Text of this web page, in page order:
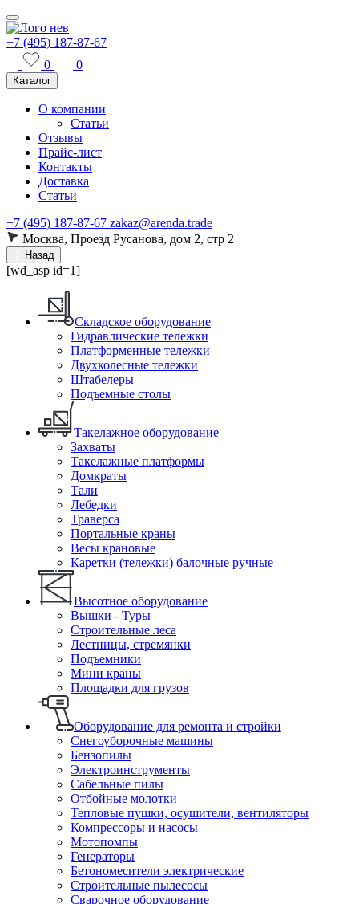
+7 (495) 187-87-67
0
0
Каталог
О компании
Статьи
Отзывы
Прайс-лист
Контакты
Доставка
Статьи
+7 (495) 187-87-67 zakaz@arenda.trade
Москва, Проезд Русанова, дом 2, стр 2
Назад
[wd_asp id=1]
Складское оборудование
Гидравлические тележки
Платформенные тележки
Двухколесные тележки
Штабелеры
Подъемные столы
Такелажное оборудование
Захваты
Такелажные платформы
Домкраты
Тали
Лебедки
Траверса
Портальные краны
Весы крановые
Каретки (тележки) балочные ручные
Высотное оборудование
Вышки - Туры
Строительные леса
Лестницы, стремянки
Подъемники
Мини краны
Площадки для грузов
Оборудование для ремонта и стройки
Снегоуборочные машины
Бензопилы
Электроинструменты
Сабельные пилы
Отбойные молотки
Тепловые пушки, осушители, вентиляторы
Компрессоры и насосы
Мотопомпы
Генераторы
Бетономесители электрические
Строительные пылесосы
Сварочное оборудование